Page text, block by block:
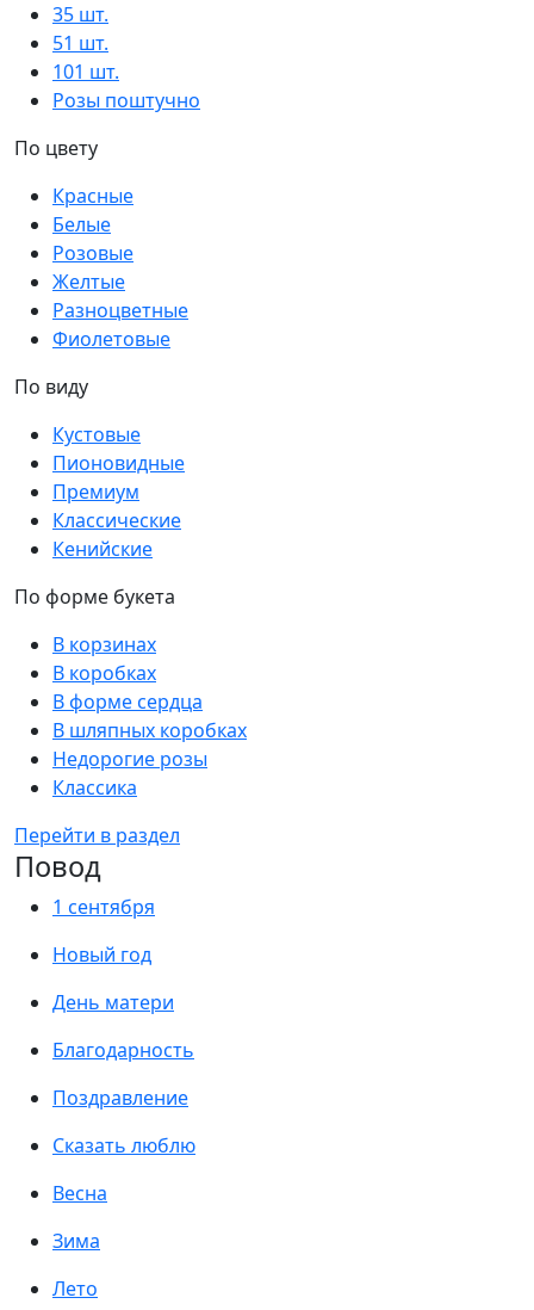
35 шт.
51 шт.
101 шт.
Розы поштучно
По цвету
Красные
Белые
Розовые
Желтые
Разноцветные
Фиолетовые
По виду
Кустовые
Пионовидные
Премиум
Классические
Кенийские
По форме букета
В корзинах
В коробках
В форме сердца
В шляпных коробках
Недорогие розы
Классика
Перейти в раздел
Повод
1 сентября
Новый год
День матери
Благодарность
Поздравление
Сказать люблю
Весна
Зима
Лето